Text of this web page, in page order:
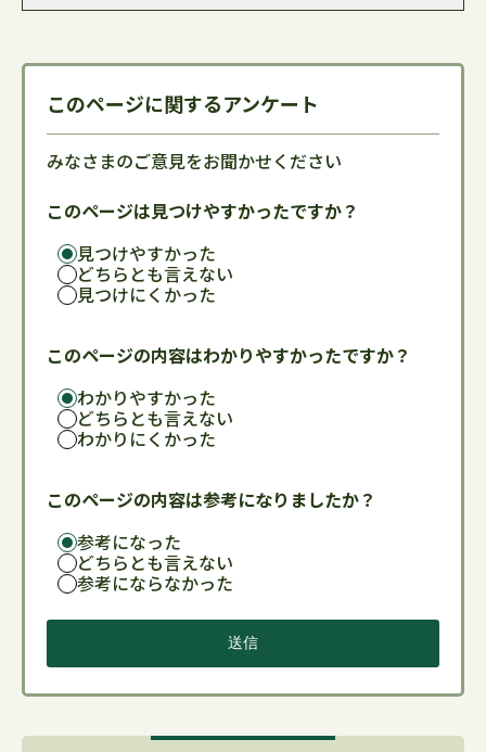
このページに関するアンケート
みなさまのご意見をお聞かせください
このページは見つけやすかったですか？
見つけやすかった
どちらとも言えない
見つけにくかった
このページの内容はわかりやすかったですか？
わかりやすかった
どちらとも言えない
わかりにくかった
このページの内容は参考になりましたか？
参考になった
どちらとも言えない
参考にならなかった